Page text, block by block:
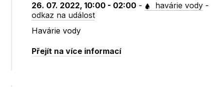
26. 07. 2022, 10:00 - 02:00 - havárie vody -
odkaz na událost
Havárie vody
Přejít na více informací